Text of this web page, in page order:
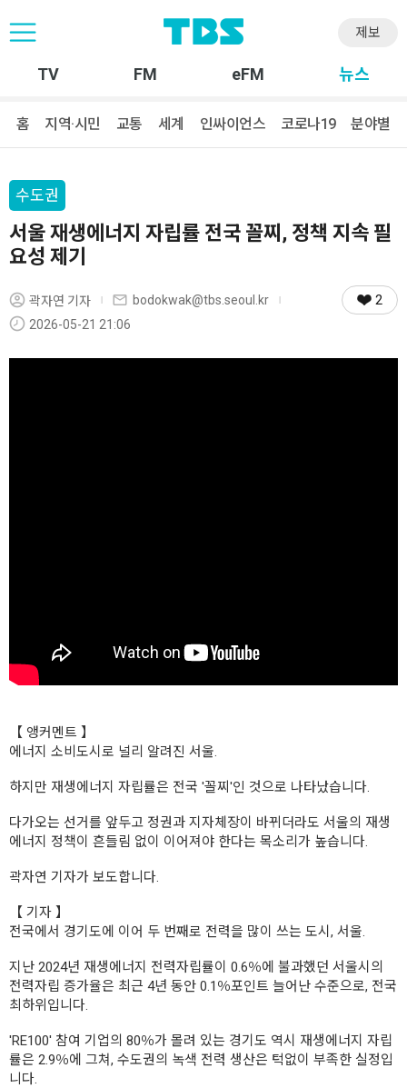
제보
TV FM eFM 뉴스
홈 지역·시민 교통 세계 인싸이언스 코로나19 분야별
수도권
서울 재생에너지 자립률 전국 꼴찌, 정책 지속 필
요성 제기
곽자연 기자
bodokwak@tbs.seoul.kr
2026-05-21 21:06
2
【 앵커멘트 】
에너지 소비도시로 널리 알려진 서울.
하지만 재생에너지 자립률은 전국 '꼴찌'인 것으로 나타났습니다.
다가오는 선거를 앞두고 정권과 지자체장이 바뀌더라도 서울의 재생
에너지 정책이 흔들림 없이 이어져야 한다는 목소리가 높습니다.
곽자연 기자가 보도합니다.
【 기자 】
전국에서 경기도에 이어 두 번째로 전력을 많이 쓰는 도시, 서울.
지난 2024년 재생에너지 전력자립률이 0.6％에 불과했던 서울시의
전력자립 증가율은 최근 4년 동안 0.1％포인트 늘어난 수준으로, 전국
최하위입니다.
'RE100' 참여 기업의 80％가 몰려 있는 경기도 역시 재생에너지 자립
률은 2.9％에 그쳐, 수도권의 녹색 전력 생산은 턱없이 부족한 실정입
니다.